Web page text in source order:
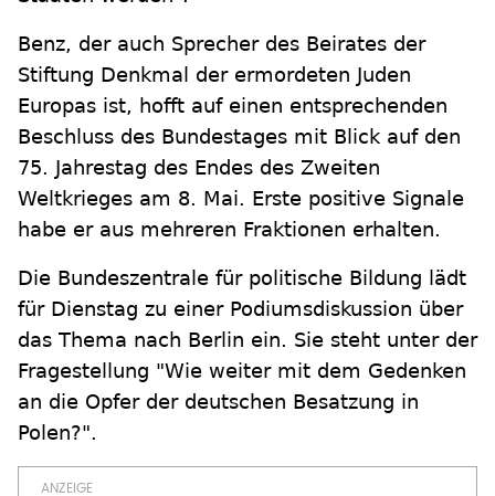
Benz, der auch Sprecher des Beirates der
Stiftung Denkmal der ermordeten Juden
Europas ist, hofft auf einen entsprechenden
Beschluss des Bundestages mit Blick auf den
75. Jahrestag des Endes des Zweiten
Weltkrieges am 8. Mai. Erste positive Signale
habe er aus mehreren Fraktionen erhalten.
Die Bundeszentrale für politische Bildung lädt
für Dienstag zu einer Podiumsdiskussion über
das Thema nach Berlin ein. Sie steht unter der
Fragestellung "Wie weiter mit dem Gedenken
an die Opfer der deutschen Besatzung in
Polen?".